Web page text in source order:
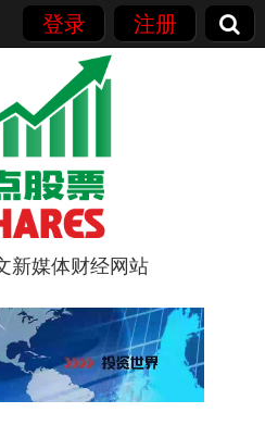
登录 注册
新媒体财经网站